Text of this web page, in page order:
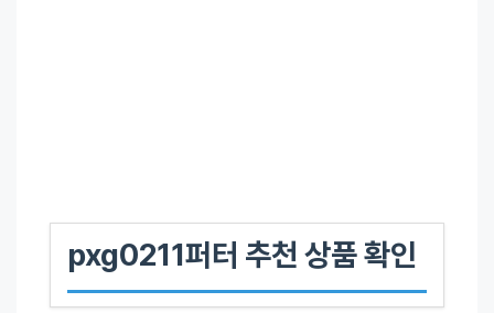
pxg0211퍼터 추천 상품 확인